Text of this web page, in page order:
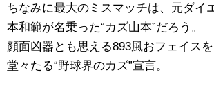
ちなみに最大のミスマッチは、元ダイ
本和範が名乗った“カズ山本”だろう。
顔面凶器とも思える893風おフェイス
堂々たる“野球界のカズ”宣言。